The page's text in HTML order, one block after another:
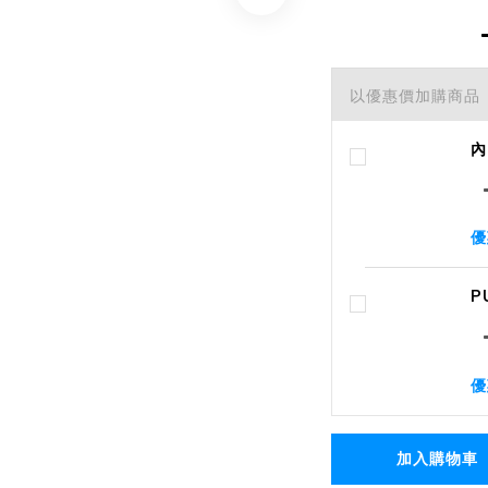
以優惠價加購商品
加入購物車